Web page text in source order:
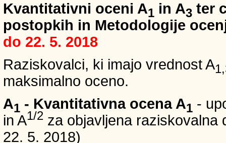
Kvantitativni oceni A1 in A3 ter
postopkih in Metodologije
do 22. 5. 2018
Raziskovalci, ki imajo vrednost A
maksimalno oceno.
A1 - Kvantitativna ocena A1 -
in A1/2 za objavljena raziskovalna
22. 5. 2018)